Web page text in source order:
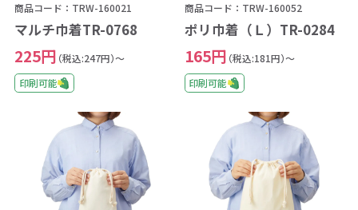
商品コード：TRW-160021
マルチ巾着TR-0768
225円 （税込:247円）～
印刷可能
商品コード：TRW-160052
ポリ巾着（Ｌ）TR-0284
165円 （税込:181円）～
印刷可能